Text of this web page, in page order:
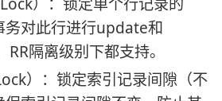
）：锁定单个行记录的
务对此行进行update和
隔离级别下都支持。
）：锁定索引记录间隙（不